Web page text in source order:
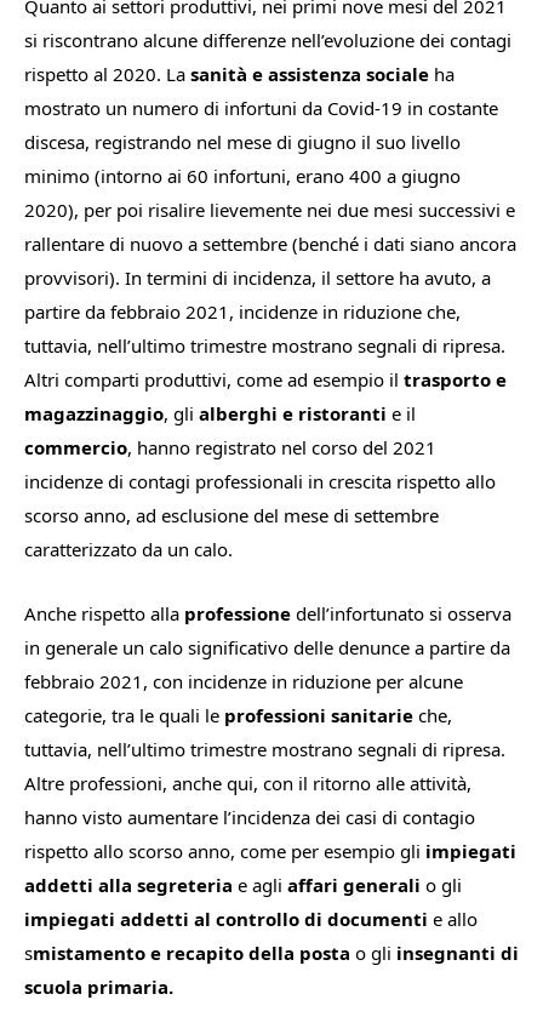
Quanto ai settori produttivi, nei primi nove mesi del 2021
si riscontrano alcune differenze nell’evoluzione dei contagi
rispetto al 2020. La sanità e assistenza sociale ha
mostrato un numero di infortuni da Covid-19 in costante
discesa, registrando nel mese di giugno il suo livello
minimo (intorno ai 60 infortuni, erano 400 a giugno
2020), per poi risalire lievemente nei due mesi successivi e
rallentare di nuovo a settembre (benché i dati siano ancora
provvisori). In termini di incidenza, il settore ha avuto, a
partire da febbraio 2021, incidenze in riduzione che,
tuttavia, nell’ultimo trimestre mostrano segnali di ripresa.
Altri comparti produttivi, come ad esempio il trasporto e
magazzinaggio, gli alberghi e ristoranti e il
commercio, hanno registrato nel corso del 2021
incidenze di contagi professionali in crescita rispetto allo
scorso anno, ad esclusione del mese di settembre
caratterizzato da un calo.
Anche rispetto alla professione dell’infortunato si osserva
in generale un calo significativo delle denunce a partire da
febbraio 2021, con incidenze in riduzione per alcune
categorie, tra le quali le professioni sanitarie che,
tuttavia, nell’ultimo trimestre mostrano segnali di ripresa.
Altre professioni, anche qui, con il ritorno alle attività,
hanno visto aumentare l’incidenza dei casi di contagio
rispetto allo scorso anno, come per esempio gli impiegati
addetti alla segreteria e agli affari generali o gli
impiegati addetti al controllo di documenti e allo
smistamento e recapito della posta o gli insegnanti di
scuola primaria.